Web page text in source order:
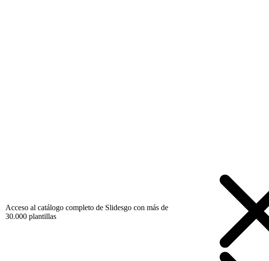
Acceso al catálogo completo de Slidesgo con más de
30.000 plantillas